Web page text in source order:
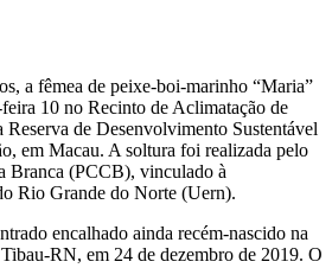
a fêmea de peixe-boi-marinho “Maria”
10 no Recinto de Aclimatação de
de Desenvolvimento Sustentável
em Macau. A soltura foi realizada pelo
Branca (PCCB), vinculado à
Rio Grande do Norte (Uern).
encalhado ainda recém-nascido na
RN, em 24 de dezembro de 2019. O